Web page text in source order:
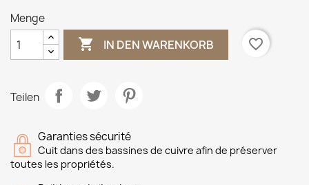
Menge
 IN DEN WARENKORB favorite_border
Teilen
Garanties sécurité
Cuit dans des bassines de cuivre afin de préserver
toutes les propriétés.